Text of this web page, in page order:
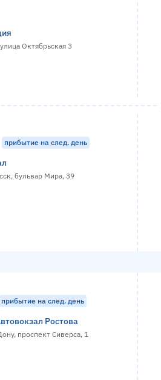
Октябрьская 3
прибытие на след. день
бульвар Мира, 39
прибытие на след. день
Ростова
проспект Сиверса, 1